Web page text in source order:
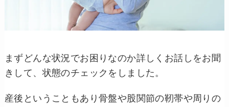
まずどんな状況でお困りなのか詳しくお話しをお聞
きして、状態のチェックをしました。
産後ということもあり骨盤や股関節の靭帯や周りの